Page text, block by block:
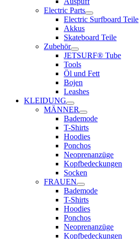
Electric Parts
Electric Surfboard Teile
Akkus
Skateboard Teile
Zubehör
JETSURF® Tube
Tools
Öl und Fett
Bojen
Leashes
KLEIDUNG
MÄNNER
Bademode
T-Shirts
Hoodies
Ponchos
Neoprenanzüge
Kopfbedeckungen
Socken
FRAUEN
Bademode
T-Shirts
Hoodies
Ponchos
Neoprenanzüge
Kopfbedeckungen